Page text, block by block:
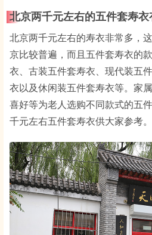
北京两千元左右的五件套寿衣
北京两千元左右的寿衣非常多，
京比较普遍，而且五件套寿衣的
衣、古装五件套寿衣、现代装五
衣以及休闲装五件套寿衣等。家
喜好等为老人选购不同款式的五
千元左右五件套寿衣供大家参考。